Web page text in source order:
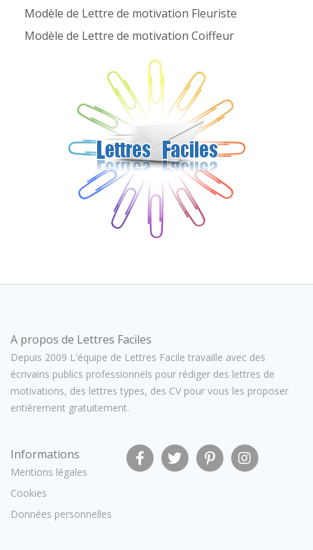
Modèle de Lettre de motivation Fleuriste
Modèle de Lettre de motivation Coiffeur
A propos de Lettres Faciles
Depuis 2009 L'équipe de Lettres Facile travaille avec des
écrivains publics professionnels pour rédiger des lettres de
motivations, des lettres types, des CV pour vous les proposer
entièrement gratuitement.
Informations
Mentions légales
Cookies
Données personnelles